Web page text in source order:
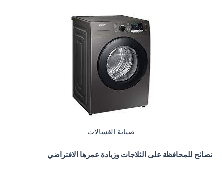
صيانة الغسالات
نصائح للمحافظة على الثلاجات وزيادة عمرها الافتراضي